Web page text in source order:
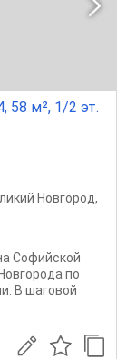
58 м², 1/2 эт.
Новгород,
Софийской
по
В шаговой